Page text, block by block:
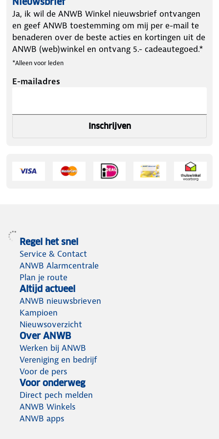
Ja, ik wil de ANWB Winkel nieuwsbrief ontvangen
en geef ANWB toestemming om mij per e-mail te
benaderen over de beste acties en kortingen uit de
ANWB (web)winkel en ontvang 5.- cadeautegoed.*
*Alleen voor leden
E-mailadres
Inschrijven
Regel het snel
Service & Contact
ANWB Alarmcentrale
Plan je route
Altijd actueel
ANWB nieuwsbrieven
Kampioen
Nieuwsoverzicht
Over ANWB
Werken bij ANWB
Vereniging en bedrijf
Voor de pers
Voor onderweg
Direct pech melden
ANWB Winkels
ANWB apps